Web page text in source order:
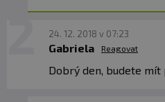
24. 12. 2018 v 07:23
Gabriela Reagovat
Dobrý den, budete mít